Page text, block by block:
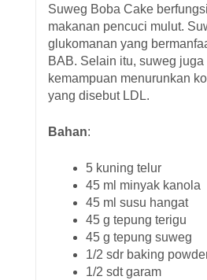
Suweg Boba Cake
makanan pencuci mulut.
glukomanan yang
BAB. Selain itu, suweg juga
kemampuan menurunkan
yang disebut LDL.
Bahan:
5 kuning telur
45 ml minyak kanola
45 ml susu hangat
45 g tepung terigu
45 g tepung suweg
1/2 sdr baking
1/2 sdt garam